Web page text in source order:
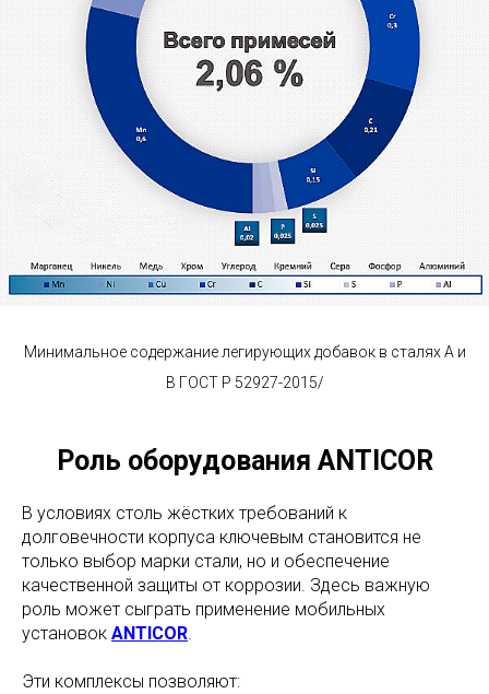
Минимальное содержание легирующих добавок в сталях А и
B ГОСТ Р 52927-2015/
Роль оборудования ANTICOR
В условиях столь жёстких требований к
долговечности корпуса ключевым становится не
только выбор марки стали, но и обеспечение
качественной защиты от коррозии. Здесь важную
роль может сыграть применение мобильных
установок ANTICOR
Эти комплексы позволяют: